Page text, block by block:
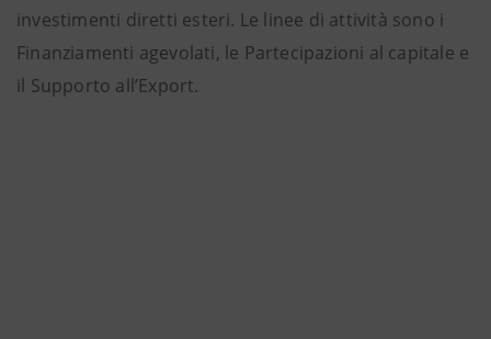
investimenti diretti esteri. Le linee di attività sono i
Finanziamenti agevolati, le Partecipazioni al capitale e
il Supporto all’Export.